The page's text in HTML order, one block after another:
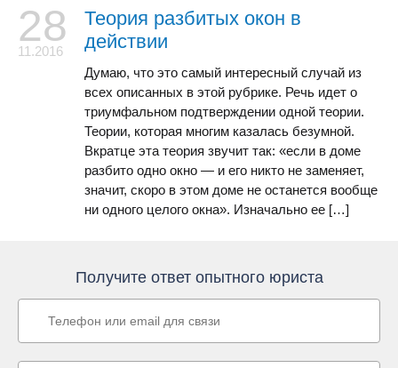
28
11.2016
Теория разбитых окон в
действии
Думаю, что это самый интересный случай из
всех описанных в этой рубрике. Речь идет о
триумфальном подтверждении одной теории.
Теории, которая многим казалась безумной.
Вкратце эта теория звучит так: «если в доме
разбито одно окно — и его никто не заменяет,
значит, скоро в этом доме не останется вообще
ни одного целого окна». Изначально ее […]
Получите ответ опытного юриста